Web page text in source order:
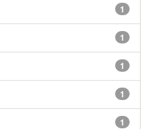
1
1
1
1
1